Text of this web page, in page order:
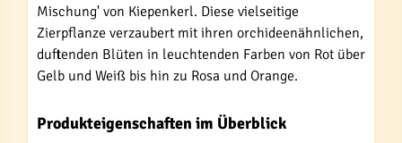
Mischung' von Kiepenkerl. Diese vielseitige
Zierpflanze verzaubert mit ihren orchideenähnlichen,
duftenden Blüten in leuchtenden Farben von Rot über
Gelb und Weiß bis hin zu Rosa und Orange.
Produkteigenschaften im Überblick